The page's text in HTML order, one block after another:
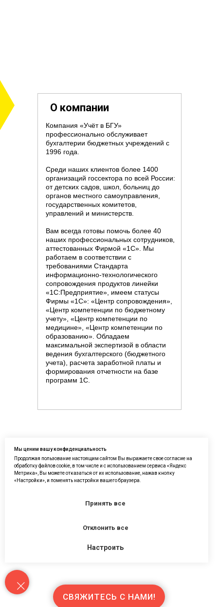
Компания «Учёт в БГУ»
профессионально обслуживает
бухгалтерии бюджетных учреждений с
1996 года.
Среди наших клиентов более 1400
организаций госсектора по всей России:
от детских садов, школ, больниц до
органов местного самоуправления,
государственных комитетов,
управлений и министерств.
Вам всегда готовы помочь более 40
наших профессиональных сотрудников,
аттестованных Фирмой «1С». Мы
работаем в соответствии с
требованиями Стандарта
информационно-технологического
сопровождения продуктов линейки
«1С:Предприятие», имеем статусы
Фирмы «1С»: «Центр сопровождения»,
«Центр компетенции по бюджетному
учету», «Центр компетенции по
медицине», «Центр компетенции по
образованию». Обладаем
максимальной экспертизой в области
ведения бухгалтерского (бюджетного
учета), расчета заработной платы и
формирования отчетности на базе
программ 1С.
О компании
по будням с 8:30 до 17:30 (мск)
8 800 250-88-37
Наши контакты:
Соглашение об использовании
СВЯЖИТЕСЬ С НАМИ!
Мы ценим вашу конфиденциальность
Продолжая пользование настоящим сайтом Вы выражаете свое согласие на
обработку файлов cookie, в том числе и с использованием сервиса «Яндекс
Метрика», Вы можете отказаться от их использование, нажав кнопку
«Настройки», и поменять настройки вашего браузера.
Принять все
Отклонить все
Настроить